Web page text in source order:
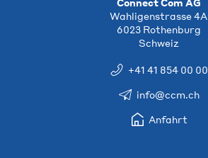
Wahligenstrasse 4A
6023 Rothenburg
Schweiz
+41 41 854 00 00
info@ccm.ch
Anfahrt